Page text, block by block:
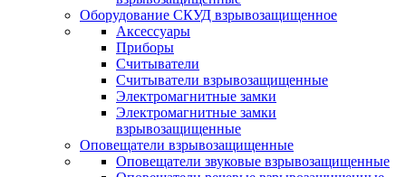
Оборудование СКУД взрывозащищенное
Аксессуары
Приборы
Считыватели
Считыватели взрывозащищенные
Электромагнитные замки
Электромагнитные замки
взрывозащищенные
Оповещатели взрывозащищенные
Оповещатели звуковые взрывозащищенные